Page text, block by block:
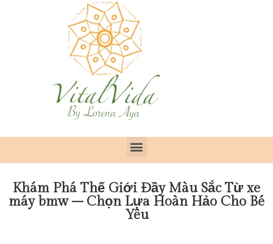
Khám Phá Thế Giới Đầy Màu Sắc Từ xe
máy bmw – Chọn Lựa Hoàn Hảo Cho Bé
Yêu